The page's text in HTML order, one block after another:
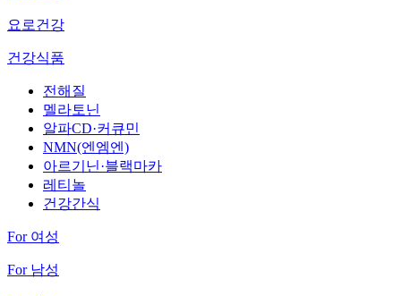
요로건강
건강식품
전해질
멜라토닌
알파CD·커큐민
NMN(엔엠엔)
아르기닌·블랙마카
레티놀
건강간식
For 여성
For 남성